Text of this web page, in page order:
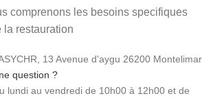
comprenons les besoins specifiques
la restauration
13 Avenue d'aygu 26200 Montelimar
question ?
lundi au vendredi de 10h00 à 12h00 et de